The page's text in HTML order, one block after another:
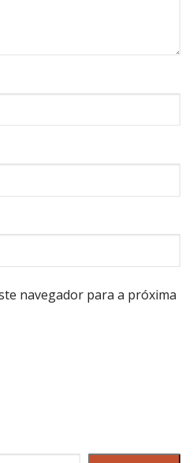
navegador para a próxima